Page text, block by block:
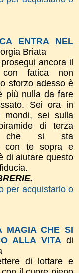
ENTRA NEL
Briata
ancora il
fatica non
sforzo adesso è
più nulla da fare
Sei ora in
mondi, sei sulla
di terza
che si sta
con te sopra e
di aiutare questo
per acquistarlo o
MAGIA CHE SI
ALLA VITA di
di lottare e